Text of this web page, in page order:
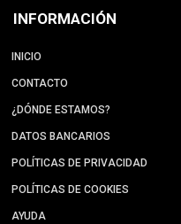
INFORMACIÓN
INICIO
CONTACTO
¿DÓNDE ESTAMOS?
DATOS BANCARIOS
POLÍTICAS DE PRIVACIDAD
POLÍTICAS DE COOKIES
AYUDA